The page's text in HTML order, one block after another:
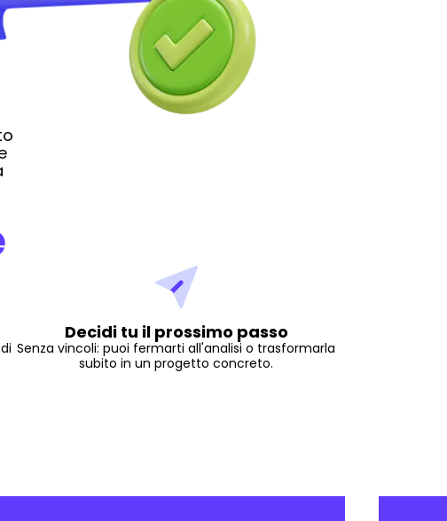
Decidi tu il prossimo passo
Senza vincoli: puoi fermarti all'analisi o trasformarla
subito in un progetto concreto.